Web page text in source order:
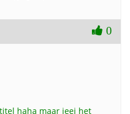
0
haha maar jeej het